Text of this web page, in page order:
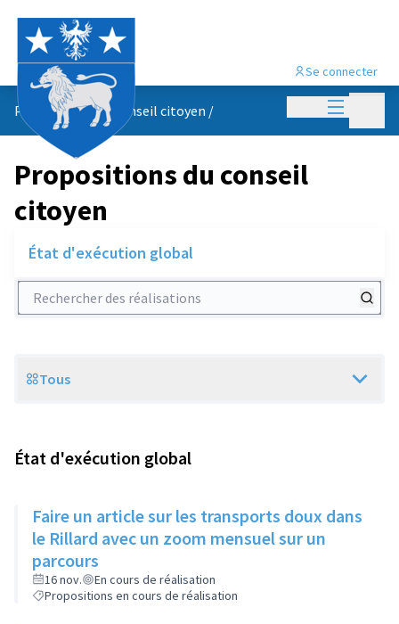
Menu
Se connecter
Propositions du conseil citoyen /
Propositions du conseil
citoyen
État d'exécution global
Rechercher des réalisations
Scope
Tous
État d'exécution global
Faire un article sur les transports doux dans
le Rillard avec un zoom mensuel sur un
parcours
16 nov.
En cours de réalisation
Propositions en cours de réalisation